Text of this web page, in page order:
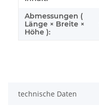
Abmessungen (
Länge × Breite ×
Höhe ):
technische Daten